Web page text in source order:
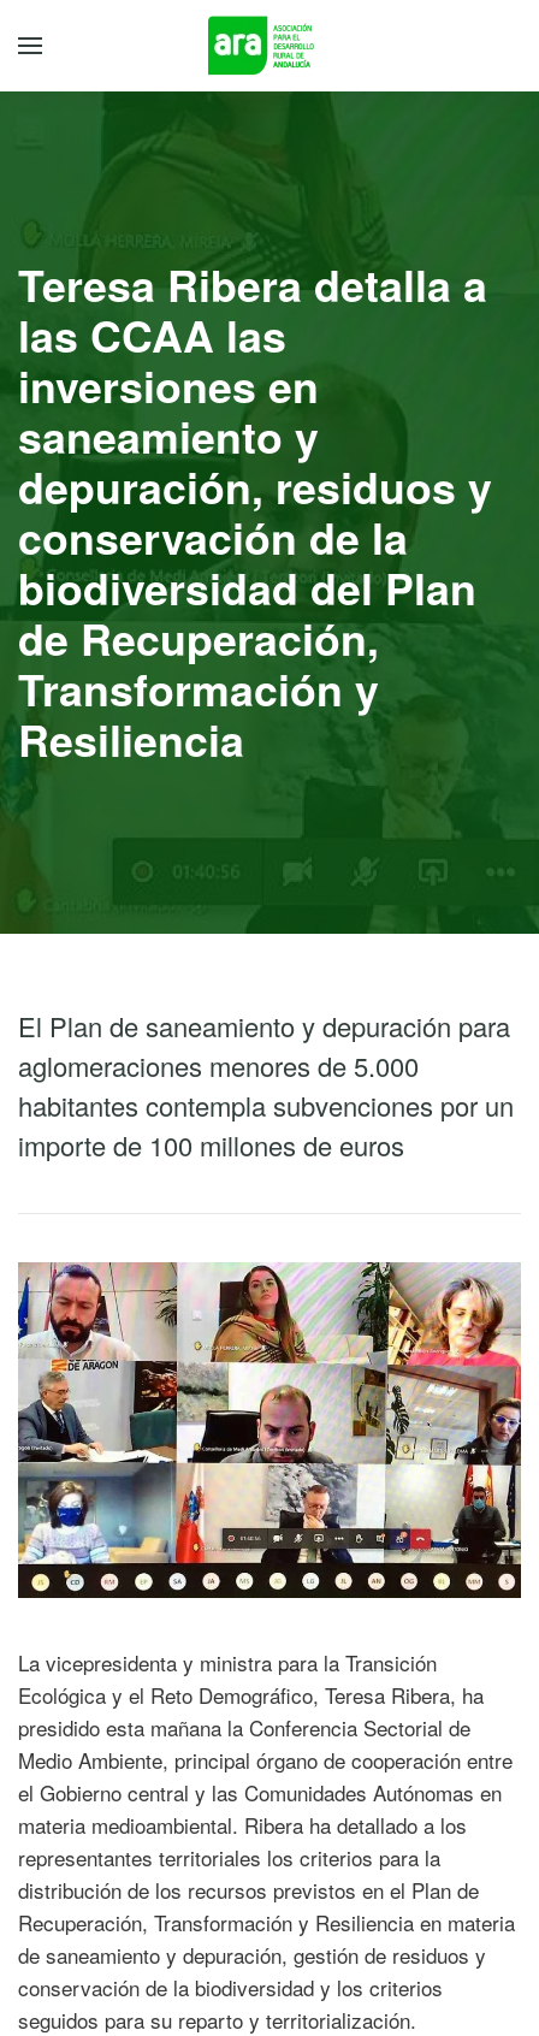
Teresa Ribera detalla a
las CCAA las
inversiones en
saneamiento y
depuración, residuos y
conservación de la
biodiversidad del Plan
de Recuperación,
Transformación y
Resiliencia
El Plan de saneamiento y depuración para
aglomeraciones menores de 5.000
habitantes contempla subvenciones por un
importe de 100 millones de euros
La vicepresidenta y ministra para la Transición
Ecológica y el Reto Demográfico, Teresa Ribera, ha
presidido esta mañana la Conferencia Sectorial de
Medio Ambiente, principal órgano de cooperación entre
el Gobierno central y las Comunidades Autónomas en
materia medioambiental. Ribera ha detallado a los
representantes territoriales los criterios para la
distribución de los recursos previstos en el Plan de
Recuperación, Transformación y Resiliencia en materia
de saneamiento y depuración, gestión de residuos y
conservación de la biodiversidad y los criterios
seguidos para su reparto y territorialización.